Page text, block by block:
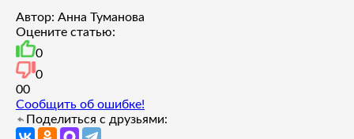
Автор: Анна Туманова
Оцените статью:
0
0
00
Сообщить об ошибке!
Поделиться с друзьями: